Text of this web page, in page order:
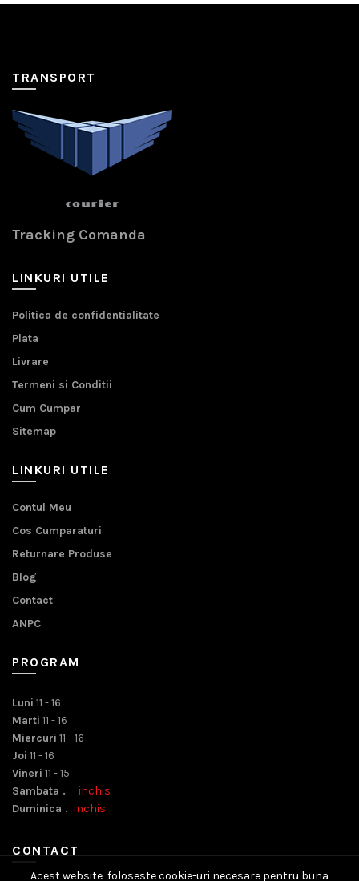
TRANSPORT
Tracking Comanda
LINKURI UTILE
Politica de confidentialitate
Plata
Livrare
Termeni si Conditii
Cum Cumpar
Sitemap
LINKURI UTILE
Contul Meu
Cos Cumparaturi
Returnare Produse
Blog
Contact
ANPC
PROGRAM
Luni 11 - 16
Marti 11 - 16
Miercuri 11 - 16
Joi 11 - 16
Vineri 11 - 15
Sambata . inchis
Duminica . inchis
CONTACT
Acest website foloseste cookie-uri necesare pentru buna